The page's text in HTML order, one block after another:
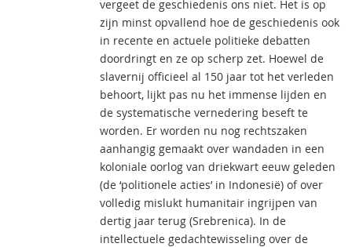
vergeet de geschiedenis ons niet. Het is op
zijn minst opvallend hoe de geschiedenis ook
in recente en actuele politieke debatten
doordringt en ze op scherp zet. Hoewel de
slavernij officieel al 150 jaar tot het verleden
behoort, lijkt pas nu het immense lijden en
de systematische vernedering beseft te
worden. Er worden nu nog rechtszaken
aanhangig gemaakt over wandaden in een
koloniale oorlog van driekwart eeuw geleden
(de ‘politionele acties’ in Indonesië) of over
volledig mislukt humanitair ingrijpen van
dertig jaar terug (Srebrenica). In de
intellectuele gedachtewisseling over de